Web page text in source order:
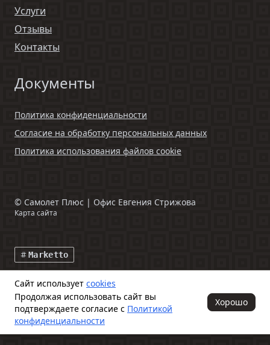
Услуги
Отзывы
Контакты
Документы
Политика конфиденциальности
Согласие на обработку персональных данных
Политика использования файлов cookie
© Самолет Плюс | Офис Евгения Стрижова
Карта сайта
Marketto
Данный интернет-сайт и информация, размещенная на нем,
включая фото- и видеоматериалы, носят исключительно
информационный характер и ни при каких условиях не является
публичной офертой, определяемой положениями ч. 2 ст. 437
Гражданского кодекса Российской Федерации
Сайт использует cookies
Продолжая использовать сайт вы
подтверждаете согласие с Политикой
конфиденциальности
Хорошо